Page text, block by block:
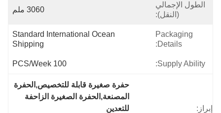
الطول الإجمالي
(النقل):
3060 ملم
Packaging
Details:
Standard International Ocean
Shipping
Supply Ability:
100 PCS/Week
إبراز:
حفرة صغيرة قابلة للتخصيص,الحفرة
المصنعة,الحفرة الصغيرة الزاحفة
للتعدين